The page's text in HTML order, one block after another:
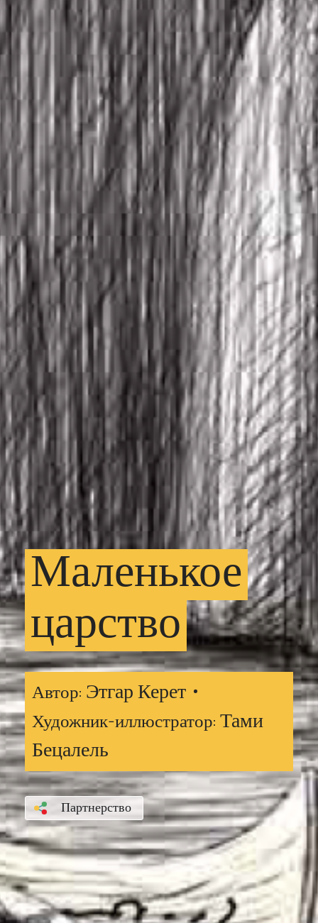
Маленькое
царство
Автор: Этгар Керет •
Художник-иллюстратор: Тами
Бецалель
Партнерство